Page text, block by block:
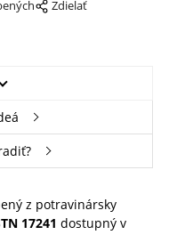
Zdielať
z potravinársky
17241 dostupný v